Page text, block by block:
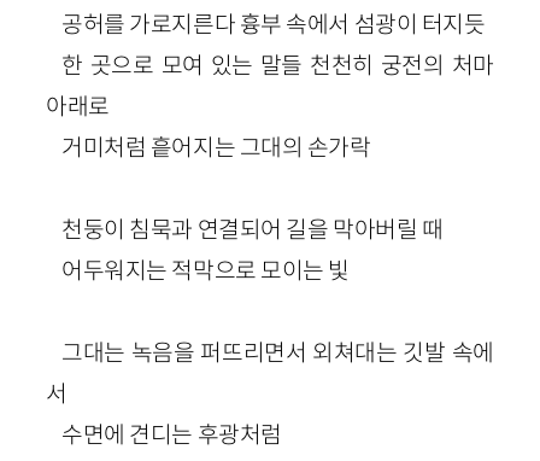
공허를 가로지른다 흉부 속에서 섬광이 터지듯
한 곳으로 모여 있는 말들 천천히 궁전의 처마
아래로
거미처럼 흩어지는 그대의 손가락
천둥이 침묵과 연결되어 길을 막아버릴 때
어두워지는 적막으로 모이는 빛
그대는 녹음을 퍼뜨리면서 외쳐대는 깃발 속에
서
수면에 견디는 후광처럼